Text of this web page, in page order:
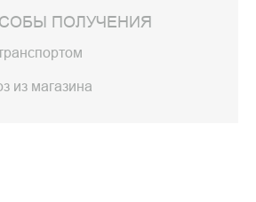
ПОЛУЧЕНИЯ
из магазина